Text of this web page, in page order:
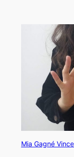
Mia Gagné